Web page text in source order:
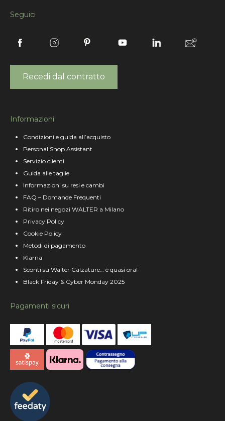
Seguici
Recedi dal contratto
Informazioni
Condizioni e guida all’acquisto
Personal Shop Assistant
Servizio clienti
Guida alle taglie
Informazioni su resi e cambi
FAQ – Domande Frequenti
Ritiro nei negozi WALTER a Milano
Privacy Policy
Cookie Policy
Metodi di pagamento
Klarna
Sconti su Walter Calzature… è quasi ora!
Black Friday & Cyber Monday 2025
Pagamenti sicuri